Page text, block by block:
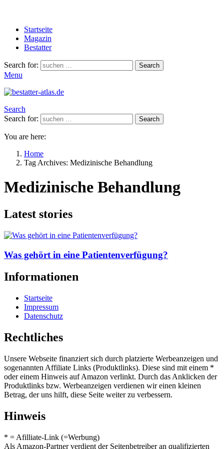
Startseite
Magazin
Bestatter
Search for: Search
Menu
Search
Search for:
Search
You are here:
Home
Tag Archives: Medizinische Behandlung
Medizinische Behandlung
Latest stories
Was gehört in eine Patientenverfügung?
Informationen
Startseite
Impressum
Datenschutz
Rechtliches
Unsere Webseite finanziert sich durch platzierte Werbeanzeigen und
sogenannten Affiliate Links (Produktlinks). Diese sind mit einem *
oder einem Hinweis auf Amazon verlinkt. Durch das Anklicken der
Produktlinks bzw. Werbeanzeigen verdienen wir einen kleinen
Betrag, der uns hilft, diese Seite weiter zu verbessern.
Hinweis
* = Afilliate-Link (=Werbung)
Als Amazon-Partner verdient der Seitenbetreiber an qualifizierten